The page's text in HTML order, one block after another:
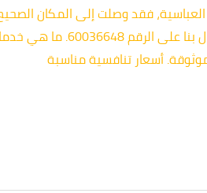
فقد وصلت إلى المكان
الخدمة المثالية لك،
أسعار تنافسية مناسبة